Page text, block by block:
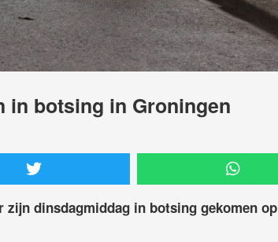
in botsing in Groningen
zijn dinsdagmiddag in botsing gekomen op